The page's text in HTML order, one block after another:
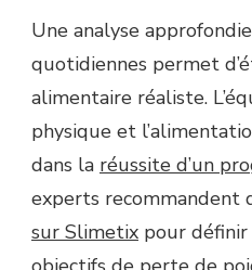
Une analyse
quotidiennes permet
alimentaire réaliste.
physique et
dans la réussite d’un
experts recommandent
sur Slimetix pour définir